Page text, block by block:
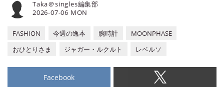
2026-07-06 MON
Taka＠singles編集部
FASHION 今週の逸本 腕時計
MOONPHASE
おひとりさま
ジャガー・ルクルト レベルソ
Facebook